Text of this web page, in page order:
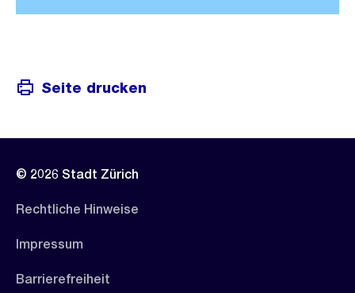
Seite drucken
© 2026 Stadt Zürich
Rechtliche Hinweise
Impressum
Barrierefreiheit